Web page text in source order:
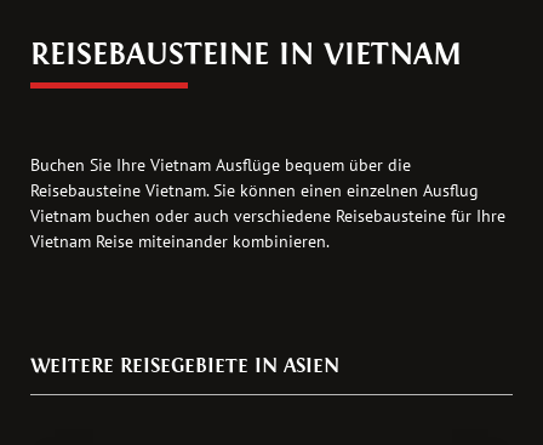
REISEBAUSTEINE IN VIETNAM
Buchen Sie Ihre Vietnam Ausflüge bequem über die
Reisebausteine Vietnam. Sie können einen einzelnen Ausflug
Vietnam buchen oder auch verschiedene Reisebausteine für Ihre
Vietnam Reise miteinander kombinieren.
WEITERE REISEGEBIETE IN ASIEN